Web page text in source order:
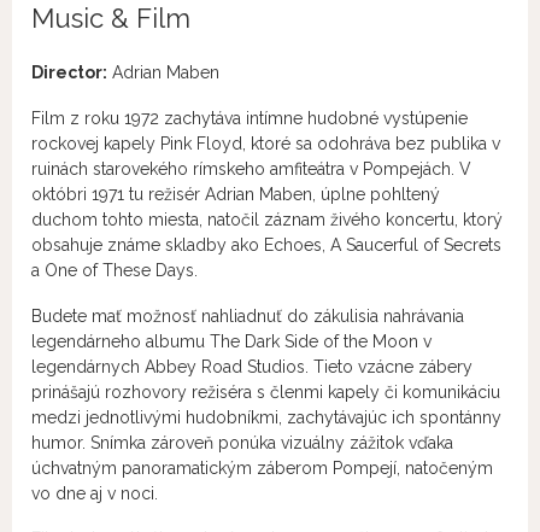
Music & Film
Director: Adrian Maben
Film z roku 1972 zachytáva intímne hudobné vystúpenie
rockovej kapely Pink Floyd, ktoré sa odohráva bez publika v
ruinách starovekého rímskeho amfiteátra v Pompejách. V
októbri 1971 tu režisér Adrian Maben, úplne pohltený
duchom tohto miesta, natočil záznam živého koncertu, ktorý
obsahuje známe skladby ako Echoes, A Saucerful of Secrets
a One of These Days.
Budete mať možnosť nahliadnuť do zákulisia nahrávania
legendárneho albumu The Dark Side of the Moon v
legendárnych Abbey Road Studios. Tieto vzácne zábery
prinášajú rozhovory režiséra s členmi kapely či komunikáciu
medzi jednotlivými hudobníkmi, zachytávajúc ich spontánny
humor. Snímka zároveň ponúka vizuálny zážitok vďaka
úchvatným panoramatickým záberom Pompejí, natočeným
vo dne aj v noci.